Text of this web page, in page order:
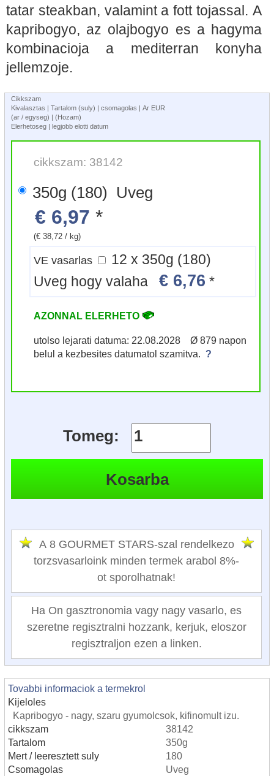
tatar steakban, valamint a fott tojassal. A
kapribogyo, az olajbogyo es a hagyma
kombinacioja a mediterran konyha
jellemzoje.
Cikkszam
Kivalasztas | Tartalom (suly) | csomagolas | Ar EUR
(ar / egyseg) | (Hozam)
Elerhetoseg | legjobb elotti datum
cikkszam: 38142
350g (180) Uveg
€ 6,97 *
(€ 38,72 / kg)
VE vasarlas
12 x 350g (180)
Uveg hogy valaha€ 6,76 *
AZONNAL ELERHETO
utolso lejarati datuma: 22.08.2028 Ø 879 napon
belul a kezbesites datumatol szamitva. ?
Tomeg:
A 8 GOURMET STARS-szal rendelkezo
torzsvasarloink minden termek arabol 8%-
ot sporolhatnak!
Ha On gasztronomia vagy nagy vasarlo, es
szeretne regisztralni hozzank, kerjuk, eloszor
regisztraljon ezen a linken.
Tovabbi informaciok a termekrol
Kijeloles
Kapribogyo - nagy, szaru gyumolcsok, kifinomult izu.
cikkszam
38142
Tartalom
350g
Mert / leeresztett suly
180
Csomagolas
Uveg